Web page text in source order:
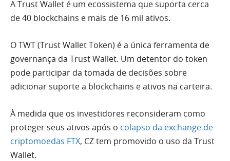
A Trust Wallet é um ecossistema que suporta cerca
de 40 blockchains e mais de 16 mil ativos.
O TWT (Trust Wallet Token) é a única ferramenta de
governança da Trust Wallet. Um detentor do token
pode participar da tomada de decisões sobre
adicionar suporte a blockchains e ativos na carteira.
À medida que os investidores reconsideram como
proteger seus ativos após o colapso da exchange de
criptomoedas FTX, CZ tem promovido o uso da Trust
Wallet.